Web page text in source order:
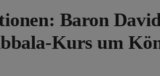
Baron
Kurs um